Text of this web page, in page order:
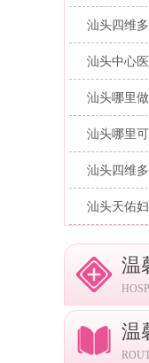
汕头四维
汕头中心
汕头哪里
汕头哪里
汕头四维
汕头天佑
温
温